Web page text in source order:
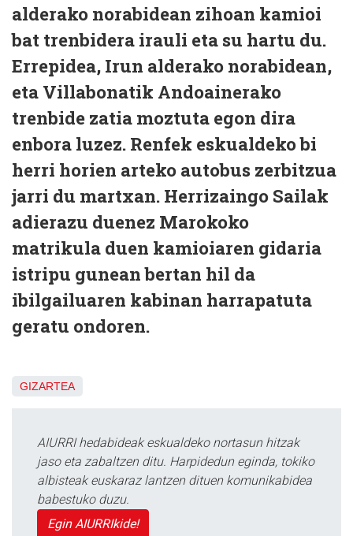
alderako norabidean zihoan kamioi
bat trenbidera irauli eta su hartu du.
Errepidea, Irun alderako norabidean,
eta Villabonatik Andoainerako
trenbide zatia moztuta egon dira
enbora luzez. Renfek eskualdeko bi
herri horien arteko autobus zerbitzua
jarri du martxan. Herrizaingo Sailak
adierazu duenez Marokoko
matrikula duen kamioiaren gidaria
istripu gunean bertan hil da
ibilgailuaren kabinan harrapatuta
geratu ondoren.
GIZARTEA
AIURRI hedabideak eskualdeko nortasun hitzak
jaso eta zabaltzen ditu. Harpidedun eginda, tokiko
albisteak euskaraz lantzen dituen komunikabidea
babestuko duzu.
Egin AIURRIkide!